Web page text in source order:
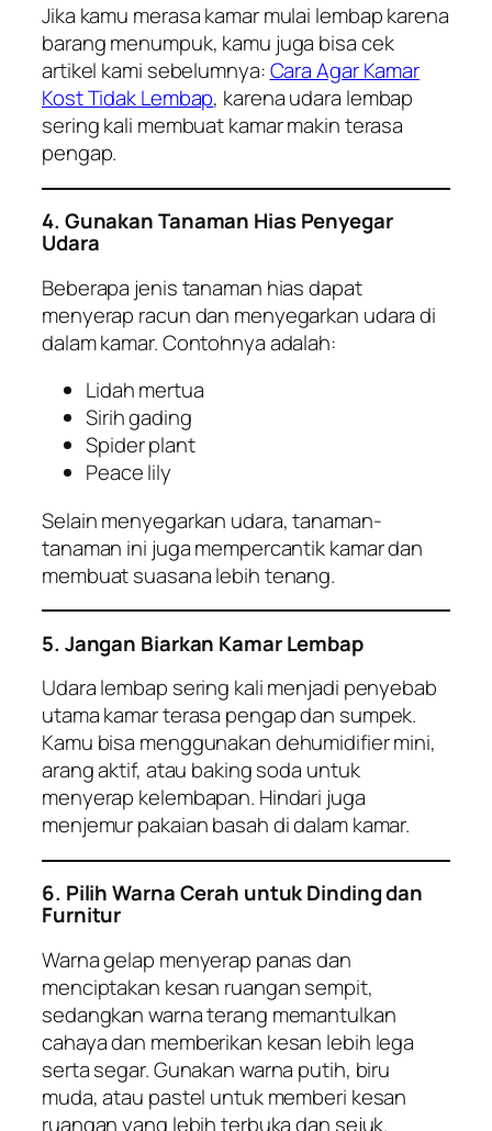
Jika kamu merasa kamar mulai lembap karena
barang menumpuk, kamu juga bisa cek
artikel kami sebelumnya:Cara Agar Kamar
Kost Tidak Lembap, karena udara lembap
sering kali membuat kamar makin terasa
pengap.
4. Gunakan Tanaman Hias Penyegar
Udara
Beberapa jenis tanaman hias dapat
menyerap racun dan menyegarkan udara di
dalam kamar. Contohnya adalah:
Lidah mertua
Sirih gading
Spider plant
Peace lily
Selain menyegarkan udara, tanaman-
tanaman ini juga mempercantik kamar dan
membuat suasana lebih tenang.
5. Jangan Biarkan Kamar Lembap
Udara lembap sering kali menjadi penyebab
utama kamar terasa pengap dan sumpek.
Kamu bisa menggunakan dehumidifier mini,
arang aktif, atau baking soda untuk
menyerap kelembapan. Hindari juga
menjemur pakaian basah di dalam kamar.
6. Pilih Warna Cerah untuk Dinding dan
Furnitur
Warna gelap menyerap panas dan
menciptakan kesan ruangan sempit,
sedangkan warna terang memantulkan
cahaya dan memberikan kesan lebih lega
serta segar. Gunakan warna putih, biru
muda, atau pastel untuk memberi kesan
ruangan yang lebih terbuka dan sejuk.